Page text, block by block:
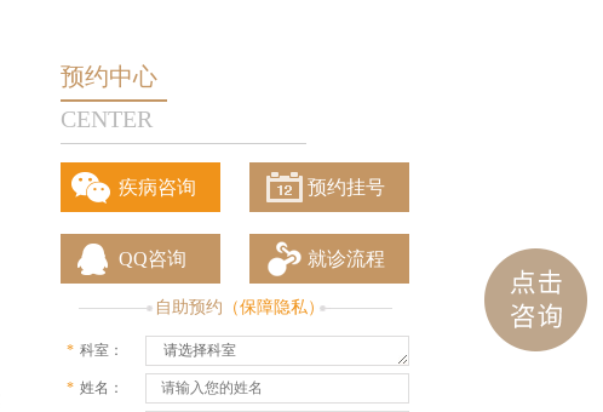
预约中心
CENTER
疾病咨询 预约挂号
QQ咨询 就诊流程
自助预约 （保障隐私）
请选择科室
* 科室：
* 姓名：